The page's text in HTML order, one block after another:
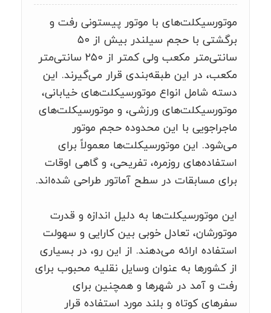
موتورسیکلت‌های با موتور پیستونی رفت و
برگشتی با حجم سیلندر بیش از ۵۰
سانتی‌متر مکعب ولی کمتر از ۲۵۰ سانتی‌متر
مکعب، در این طبقه‌بندی قرار می‌گیرند. این
دسته شامل انواع موتورسیکلت‌های خیابانی،
موتورسیکلت‌های ورزشی، و موتورسیکلت‌های
ماجراجویی با این محدوده حجم موتور
می‌شود. این موتورسیکلت‌ها معمولاً برای
استفاده‌های روزمره، تفریحی، و گاهی اوقات
برای مسابقات در سطح آماتور طراحی شده‌اند.
این موتورسیکلت‌ها به دلیل اندازه و قدرت
موتورشان، تعادل خوبی بین کارایی و سهولت
استفاده ارائه می‌دهند. از این رو، در بسیاری
از کشورها به عنوان وسایل نقلیه محبوب برای
رفت و آمد در شهرها و همچنین برای
سفرهای کوتاه و بلند مورد استفاده قرار